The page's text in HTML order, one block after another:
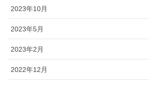
2023年10月
2023年5月
2023年2月
2022年12月